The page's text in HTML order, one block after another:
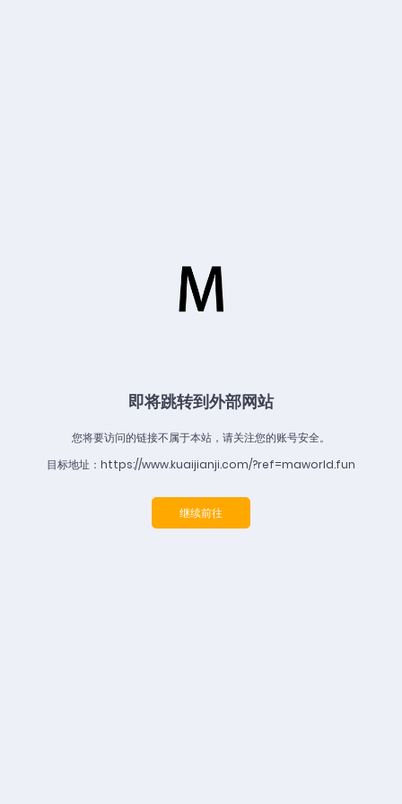
即将跳转到外部网站
您将要访问的链接不属于本站，请关注您的账号安全。
目标地址：https://www.kuaijianji.com/?ref=maworld.fun
继续前往